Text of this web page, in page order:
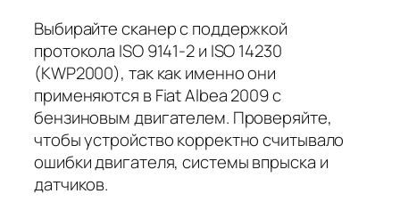
Выбирайте сканер с поддержкой
протокола ISO 9141-2 и ISO 14230
(KWP2000), так как именно они
применяются в Fiat Albea 2009 с
бензиновым двигателем. Проверяйте,
чтобы устройство корректно считывало
ошибки двигателя, системы впрыска и
датчиков.